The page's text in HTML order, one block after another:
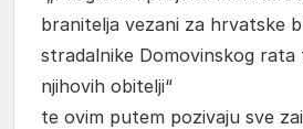
branitelja vezani za hrvatske
stradalnike Domovinskog rata
njihovih obitelji“
te ovim putem pozivaju sve